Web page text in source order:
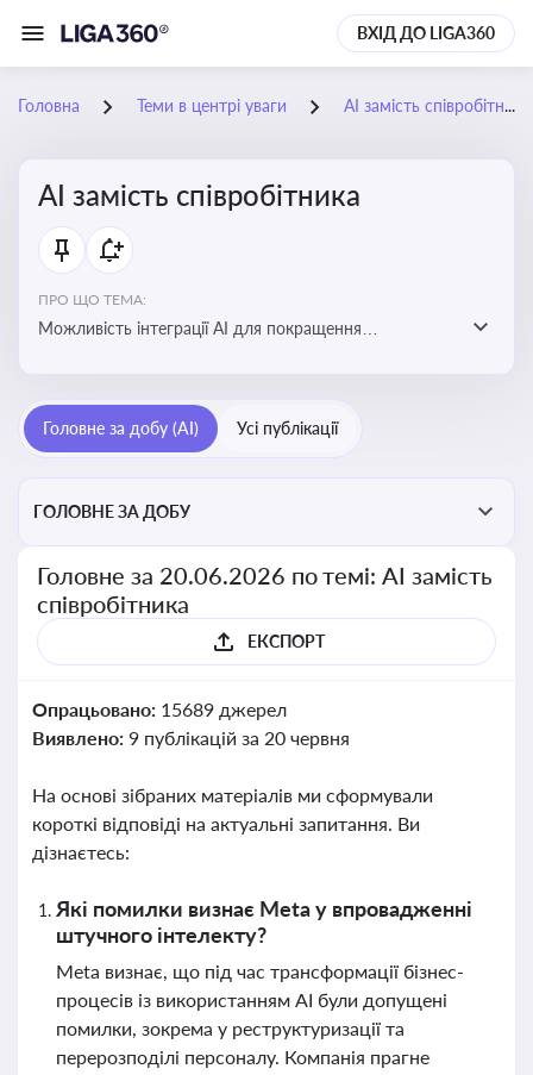
ВХІД ДО LIGA360
Головна Теми в центрі уваги АІ замість співробітника
АІ замість співробітника
ПРО ЩО ТЕМА:
Можливість інтеграції АІ для покращення
Головне за добу (AI) Усі публікації
ГОЛОВНЕ ЗА ДОБУ
Головне за 20.06.2026 по темі: АІ замість
співробітника
ЕКСПОРТ
Опрацьовано: 15689 джерел
Виявлено: 9 публікацій за 20 червня
На основі зібраних матеріалів ми сформували
короткі відповіді на актуальні запитання. Ви
дізнаєтесь:
Які помилки визнає Meta у впровадженні
штучного інтелекту?
Meta визнає, що під час трансформації бізнес-
процесів із використанням AI були допущені
помилки, зокрема у реструктуризації та
перерозподілі персоналу. Компанія прагне